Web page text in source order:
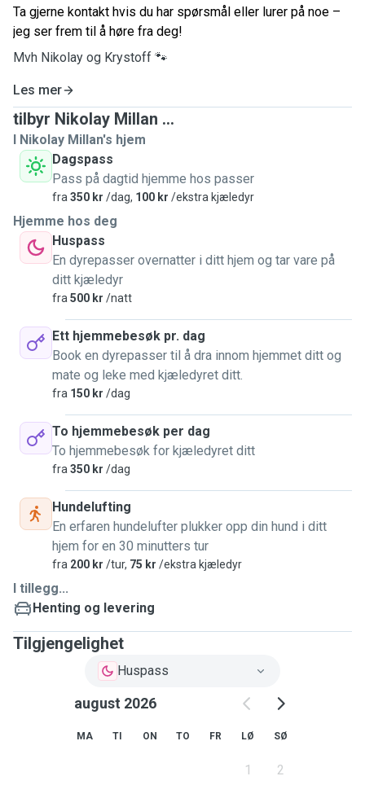
Ta gjerne kontakt hvis du har spørsmål eller lurer på noe –
jeg ser frem til å høre fra deg!
Mvh Nikolay og Krystoff 🐾
Les mer
tilbyr Nikolay Millan ...
I Nikolay Millan's hjem
Dagspass
Pass på dagtid hjemme hos passer
fra 350 kr /dag, 100 kr /ekstra kjæledyr
Hjemme hos deg
Huspass
En dyrepasser overnatter i ditt hjem og tar vare på
ditt kjæledyr
fra 500 kr /natt
Ett hjemmebesøk pr. dag
Book en dyrepasser til å dra innom hjemmet ditt og
mate og leke med kjæledyret ditt.
fra 150 kr /dag
To hjemmebesøk per dag
To hjemmebesøk for kjæledyret ditt
fra 350 kr /dag
Hundelufting
En erfaren hundelufter plukker opp din hund i ditt
hjem for en 30 minutters tur
fra 200 kr /tur, 75 kr /ekstra kjæledyr
I tillegg...
Henting og levering
Tilgjengelighet
Huspass
august 2026
MA TI ON TO FR LØ SØ
1 2